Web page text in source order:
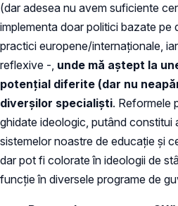
(dar adesea nu avem suficiente
implementa doar politici bazate pe
practici europene/internaționale,
reflexive -, unde mă aștept la
potențial diferite (dar nu
diverșilor specialiști. Reformele
ghidate ideologic, putând constitui
sistemelor noastre de educație și
dar pot fi colorate în ideologii de
funcție în diversele programe de